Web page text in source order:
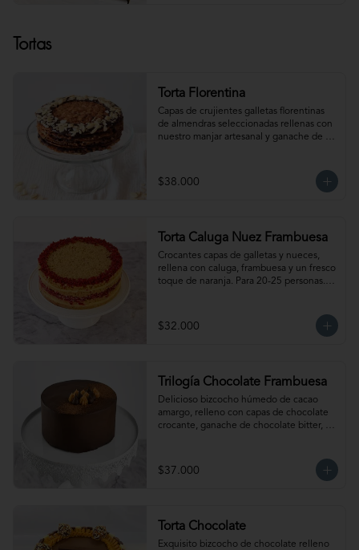
Tortas
Torta Florentina
Capas de crujientes galletas florentinas
de almendras seleccionadas rellenas con
nuestro manjar artesanal y ganache de
recomienda descongelar 1 hora
refrigerada antes de servir. Para
trazas.
$38.000
Torta Caluga Nuez Frambuesa
Crocantes capas de galletas y nueces,
rellena con caluga, frambuesa y un fresco
toque de naranja. Para 20-25 personas.
ambiente antes de servir.
$32.000
Trilogía Chocolate Frambuesa
Delicioso bizcocho húmedo de cacao
amargo, relleno con capas de chocolate
crocante, ganache de chocolate bitter,
personas. Producto congelado, se
recomienda descongelar 2 a 3 horas a
$37.000
Torta Chocolate
Exquisito bizcocho de chocolate relleno